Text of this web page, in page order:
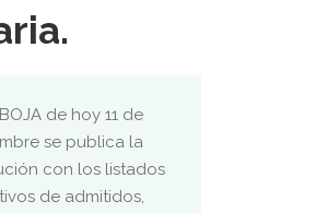
de hoy 11 de
se publica la
con los listados
de admitidos,